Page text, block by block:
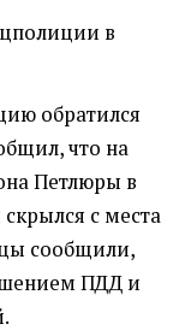
в
обратился
что на
Петлюры в
с места
сообщили,
ПДД и